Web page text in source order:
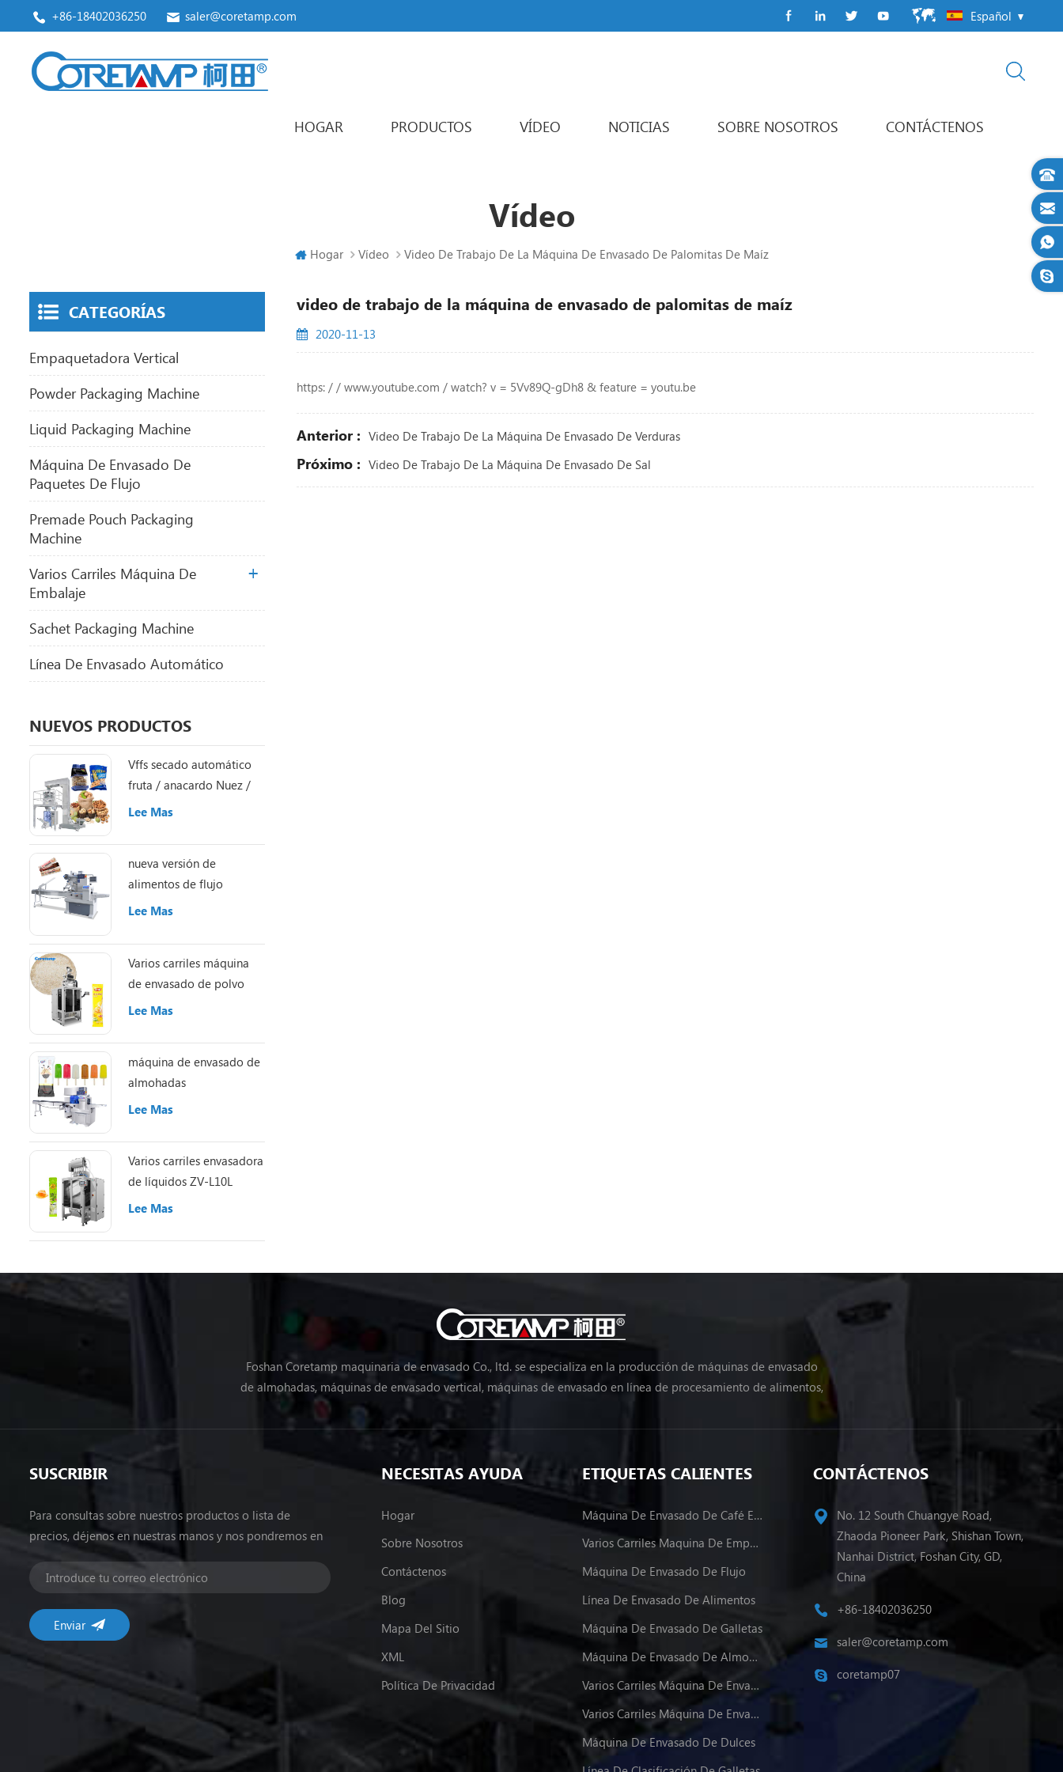
+86-18402036250 saler@coretamp.com Español
HOGAR PRODUCTOS VÍDEO NOTICIAS SOBRE NOSOTROS CONTÁCTENOS
Vídeo
Hogar Vídeo Video De Trabajo De La Máquina De Envasado De Palomitas De Maíz
video de trabajo de la máquina de envasado de palomitas de maíz
2020-11-13
https: / / www.youtube.com / watch? v = 5Vv89Q-gDh8 & feature = youtu.be
Anterior : Video De Trabajo De La Máquina De Envasado De Verduras
Próximo : Video De Trabajo De La Máquina De Envasado De Sal
CATEGORÍAS
Empaquetadora Vertical
Powder Packaging Machine
Liquid Packaging Machine
Máquina De Envasado De
Paquetes De Flujo
Premade Pouch Packaging
Machine
Varios Carriles Máquina De
Embalaje
Sachet Packaging Machine
Línea De Envasado Automático
NUEVOS PRODUCTOS
Vffs secado automático
fruta / anacardo Nuez /
Almond máquina de
Lee Mas
nueva versión de
alimentos de flujo
automático Caramelo /
granola / proteína
empaquetadora de
barras
Lee Mas
Varios carriles máquina
de envasado de polvo
Lee Mas
máquina de envasado de
almohadas
Lee Mas
Varios carriles envasadora
de líquidos ZV-L10L
Lee Mas
Foshan Coretamp maquinaria de envasado Co., ltd. se especializa en la producción de máquinas de envasado
de almohadas, máquinas de envasado vertical, máquinas de envasado en línea de procesamiento de alimentos,
máquinas de envasado de verduras, máquinas de embalaje, etc.
SUSCRIBIR
Para consultas sobre nuestros productos o lista de
precios, déjenos en nuestras manos y nos pondremos en
contacto dentro de las 24 horas.
NECESITAS AYUDA
Hogar
Sobre Nosotros
Contáctenos
Blog
Mapa Del Sitio
XML
Política De Privacidad
ETIQUETAS CALIENTES
Máquina De Envasado De Café En Polvo
Varios Carriles Maquina De Empacado
Máquina De Envasado De Flujo
Línea De Envasado De Alimentos
Máquina De Envasado De Galletas
Máquina De Envasado De Almohadas
Varios Carriles Máquina De Envasado De Polvo
Varios Carriles Máquina De Envasado De Gránulos
Máquina De Envasado De Dulces
CONTÁCTENOS
No. 12 South Chuangye Road,
Zhaoda Pioneer Park, Shishan Town,
Nanhai District, Foshan City, GD,
China
+86-18402036250
saler@coretamp.com
coretamp07